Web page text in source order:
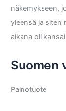
näkemykseen,
yleensä ja siten
aikana oli
Suomen
Painotuote